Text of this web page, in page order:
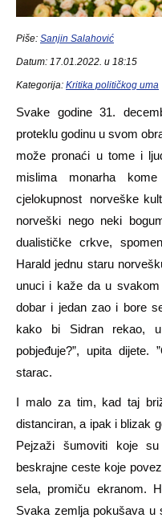
Piše: Sanjin Salahović
Datum: 17.01.2022. u 18:15
Kategorija: Kritika političkog uma
Svake godine 31.
proteklu godinu u svom
može pronaći u tome i
mislima monarha
cjelokupnost norveške
norveški nego neki
dualističke crkve,
Harald jednu staru
unuci i kaže da u
dobar i jedan zao i bore
kako bi Sidran rekao,
pobjeđuje?”, upita dijete.
starac.
I malo za tim, kad taj
distanciran, a ipak i blizak
Pejzaži šumoviti koje
beskrajne ceste koje
sela, promiču ekranom.
Svaka zemlja pokušava u